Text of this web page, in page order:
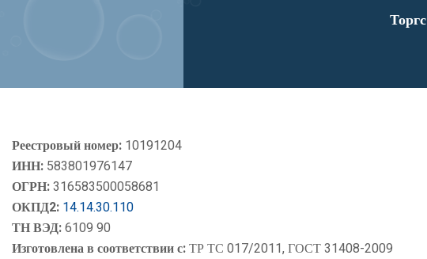
Торгс
Реестровый номер: 10191204
ИНН: 583801976147
ОГРН:316583500058681
ОКПД2: 14.14.30.110
ТН ВЭД:6109 90
Изготовлена в соответствии с:ТР ТС 017/2011, ГОСТ 31408-2009